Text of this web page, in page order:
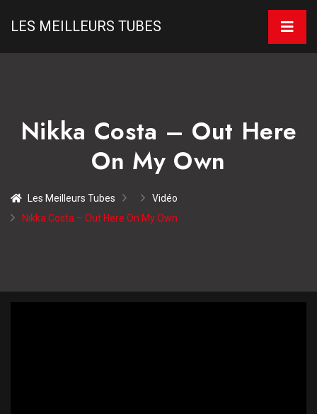
LES MEILLEURS TUBES
Nikka Costa – Out Here
On My Own
Les Meilleurs Tubes
Vidéo
Nikka Costa – Out Here On My Own